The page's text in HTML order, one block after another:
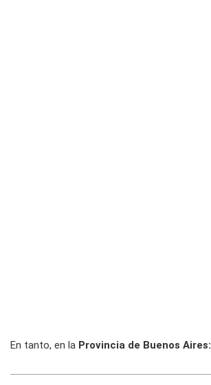
En tanto, en la Provincia de Buenos Aires: